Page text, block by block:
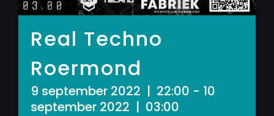
Real Techno
Roermond
9 september 2022 | 22:00 - 10
september 2022 | 03:00